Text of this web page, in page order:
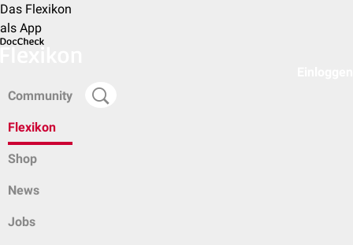
Das Flexikon
als App
Community
Flexikon
Shop
News
Jobs